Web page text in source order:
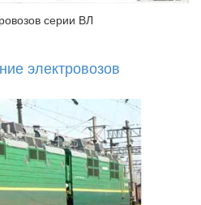
серии ВЛ
электровозов